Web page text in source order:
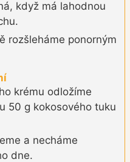
když má lahodnou
rozšleháme ponorným
krému odložíme
50 g kokosového tuku
a necháme
dne.